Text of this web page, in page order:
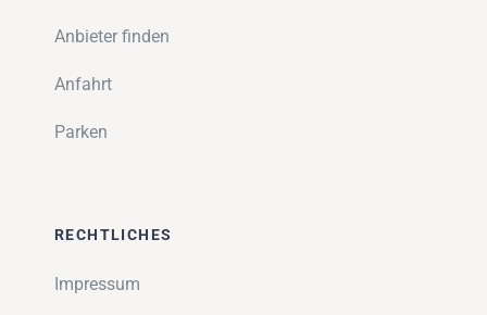
Anbieter finden
Anfahrt
Parken
RECHTLICHES
Impressum